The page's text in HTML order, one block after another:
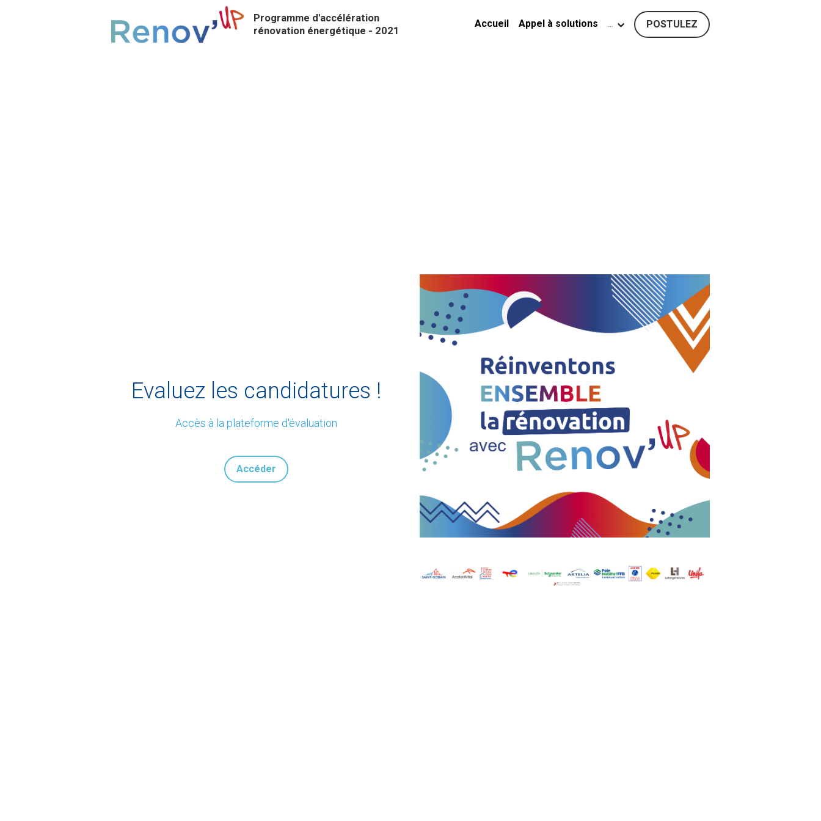
Programme d'accélération
rénovation énergétique - 2021
Accueil Appel à solutions … POSTULEZ
Evaluez les candidatures !
Accès à la plateforme d'évaluation
Accéder